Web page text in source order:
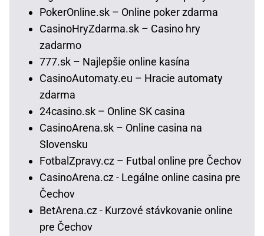
PokerOnline.sk – Online poker zdarma
CasinoHryZdarma.sk – Casino hry
zadarmo
777.sk – Najlepšie online kasína
CasinoAutomaty.eu – Hracie automaty
zdarma
24casino.sk – Online SK casina
CasinoArena.sk – Online casina na
Slovensku
FotbalZpravy.cz – Futbal online pre Čechov
CasinoArena.cz - Legálne online casina pre
Čechov
BetArena.cz - Kurzové stávkovanie online
pre Čechov